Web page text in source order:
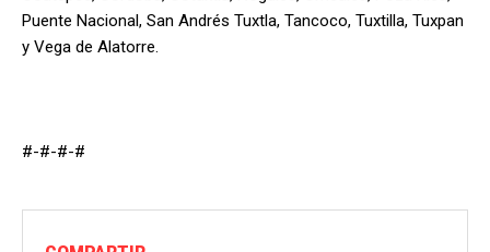
Puente Nacional, San Andrés Tuxtla, Tancoco, Tuxtilla, Tuxpan
y Vega de Alatorre.
#-#-#-#